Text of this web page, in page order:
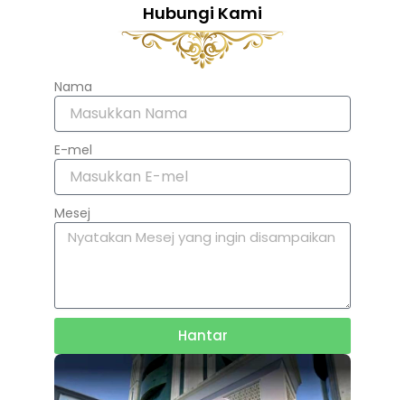
Hubungi Kami
Nama
E-mel
Mesej
Hantar